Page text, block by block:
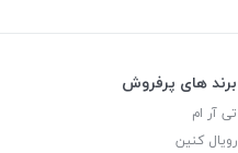
برند های پرفروش
تی آر ام
رویال کنین